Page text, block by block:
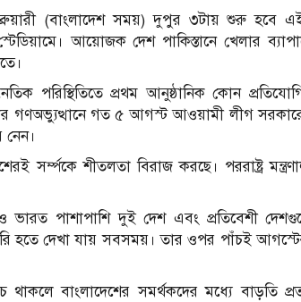
(বাংলাদেশ সময়) দুপুর ৩টায় শুরু হবে এই
আয়োজক দেশ পাকিস্তানে খেলার
পরিস্থিতিতে প্রথম আনুষ্ঠানিক কোন
গণঅভ্যুত্থানে গত ৫ আগস্ট আওয়ামী লীগ সরকারের
নেন।
সর্ম্পকে শীতলতা বিরাজ করছে। পররাষ্ট্র
ও ভারত পাশাপাশি দুই দেশ এবং প্রতিবেশী
হতে দেখা যায় সবসময়। তার ওপর পাঁচই
থাকলে বাংলাদেশের সমর্থকদের মধ্যে বাড়তি